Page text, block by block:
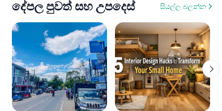
දේපල පුවත් සහ උපදෙස් සියල්ල බලන්න